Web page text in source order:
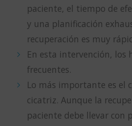
paciente, el tiempo de
y una planificación
recuperación es muy
En esta intervención, los
frecuentes.
Lo más importante es el
cicatriz. Aunque la
paciente debe llevar con